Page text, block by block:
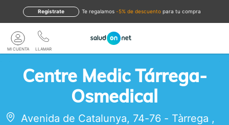
te regalamos -5% de descuento para tu compra
Regístrate
LLAMAR
MI CUENTA
Centre Medic Tárrega-
Osmedical
Avenida de Catalunya, 74-76 - Tàrrega ,